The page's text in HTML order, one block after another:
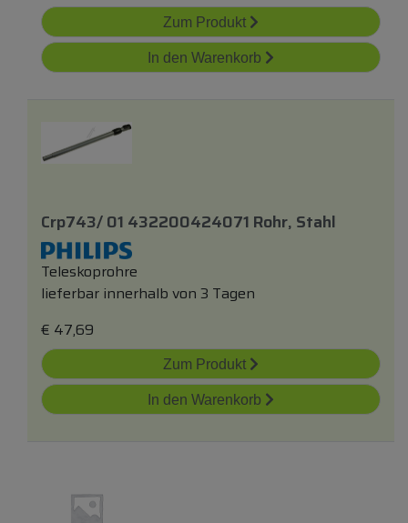
Zum Produkt
In den Warenkorb
Crp743/ 01 432200424071 Rohr, Stahl
Teleskoprohre
lieferbar innerhalb von 3 Tagen
€ 47,69
Zum Produkt
In den Warenkorb